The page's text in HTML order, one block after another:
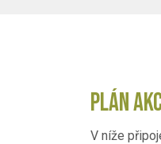
PLÁN
V níže